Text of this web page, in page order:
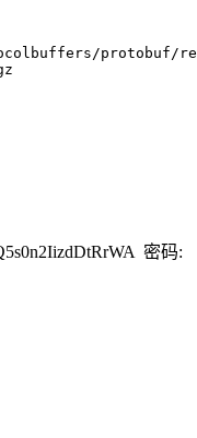
protobuf/
密码: